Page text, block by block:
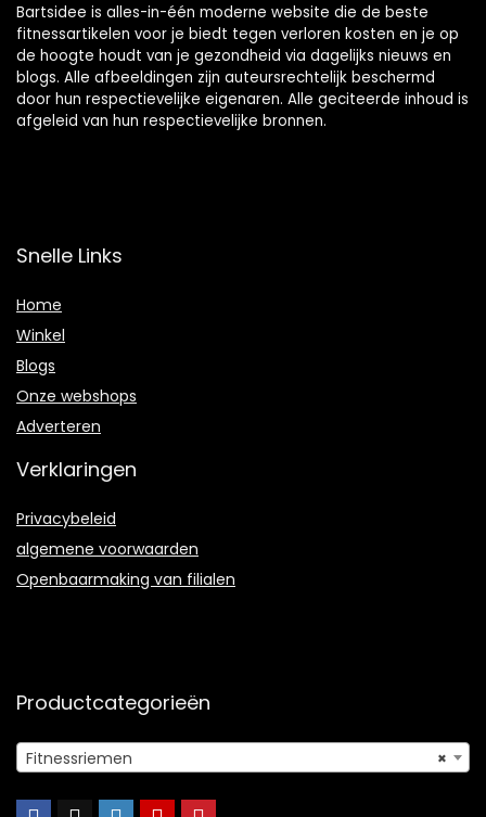
Bartsidee is alles-in-één moderne website die de beste
fitnessartikelen voor je biedt tegen verloren kosten en je op
de hoogte houdt van je gezondheid via dagelijks nieuws en
blogs. Alle afbeeldingen zijn auteursrechtelijk beschermd
door hun respectievelijke eigenaren. Alle geciteerde inhoud is
afgeleid van hun respectievelijke bronnen.
Snelle Links
Home
Winkel
Blogs
Onze webshops
Adverteren
Verklaringen
Privacybeleid
algemene voorwaarden
Openbaarmaking van filialen
Productcategorieën
×
Fitnessriemen